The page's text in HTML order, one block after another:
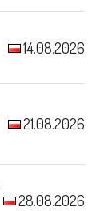
14.08.2026
21.08.2026
28.08.2026